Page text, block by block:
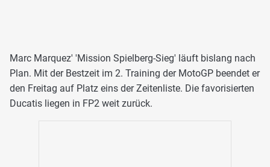
Marc Marquez' 'Mission Spielberg-Sieg' läuft bislang nach
Plan. Mit der Bestzeit im 2. Training der MotoGP beendet er
den Freitag auf Platz eins der Zeitenliste. Die favorisierten
Ducatis liegen in FP2 weit zurück.